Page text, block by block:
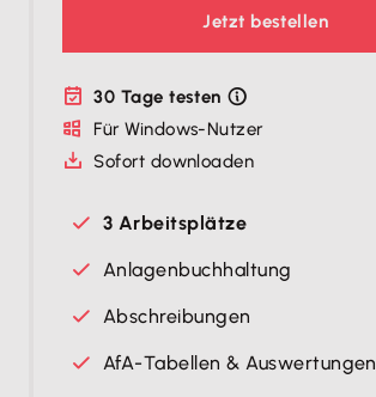
Jetzt bestellen
30 Tage testen
Für Windows-Nutzer
Sofort downloaden
3 Arbeitsplätze
Anlagenbuchhaltung
Abschreibungen
AfA-Tabellen & Auswertungen